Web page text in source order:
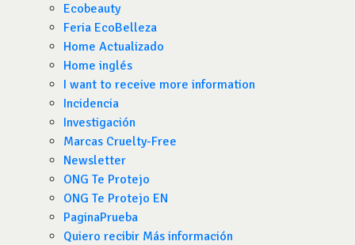
Ecobeauty
Feria EcoBelleza
Home Actualizado
Home inglés
I want to receive more information
Incidencia
Investigación
Marcas Cruelty-Free
Newsletter
ONG Te Protejo
ONG Te Protejo EN
PaginaPrueba
Quiero recibir Más información